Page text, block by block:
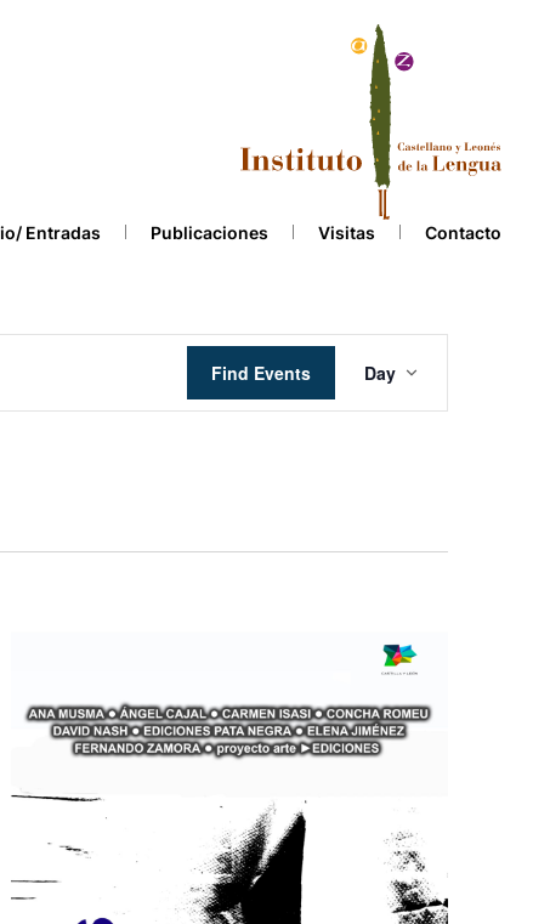
Entradas Publicaciones Visitas Contacto
Find Events
Views
Navigation
Day